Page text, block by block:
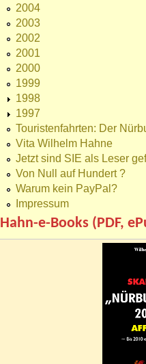
2004
2003
2002
2001
2000
1999
1998
1997
Touristenfahrten: Der
Vita Wilhelm Hahne
Jetzt sind SIE als Leser
Von Null auf Hundert ?
Warum kein PayPal?
Impressum
Hahn-e-Books (PDF,